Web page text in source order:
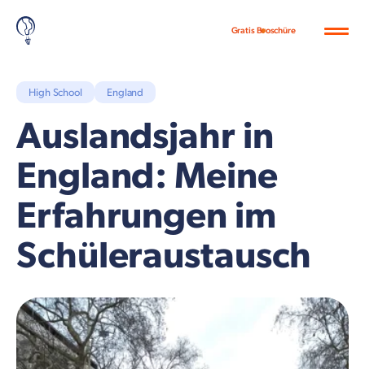
Gratis Broschüre
High School England
Auslandsjahr in
England: Meine
Erfahrungen im
Schüleraustausch